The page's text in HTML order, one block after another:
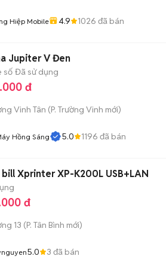
Hiệp Mobile 4.9 1026 đã bán
Jupiter V Đen
số Đã sử dụng
đ
Vinh Tân (P. Trường Vinh mới)
Hồng Sáng 5.0 1196 đã bán
bill Xprinter XP-K200L USB+LAN
đ
13 (P. Tân Bình mới)
5.0 3 đã bán